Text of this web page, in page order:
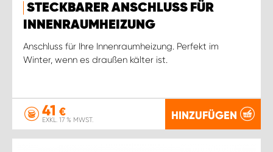
STECKBARER ANSCHLUSS FÜR
INNENRAUMHEIZUNG
Anschluss für Ihre Innenraumheizung. Perfekt im
Winter, wenn es draußen kälter ist.
41 €
EXKL. 17 % MWST. HINZUFÜGEN